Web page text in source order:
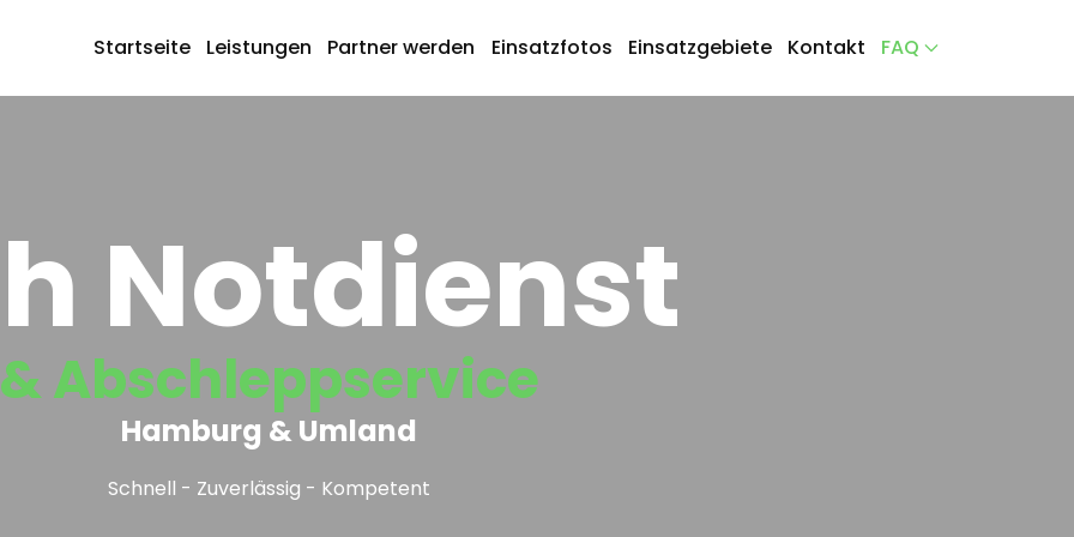
Startseite Leistungen Partner werden Einsatzfotos Einsatzgebiete Kontakt FAQ
Notdienst
Abschleppservice
Hamburg & Umland
Schnell - Zuverlässig - Kompetent